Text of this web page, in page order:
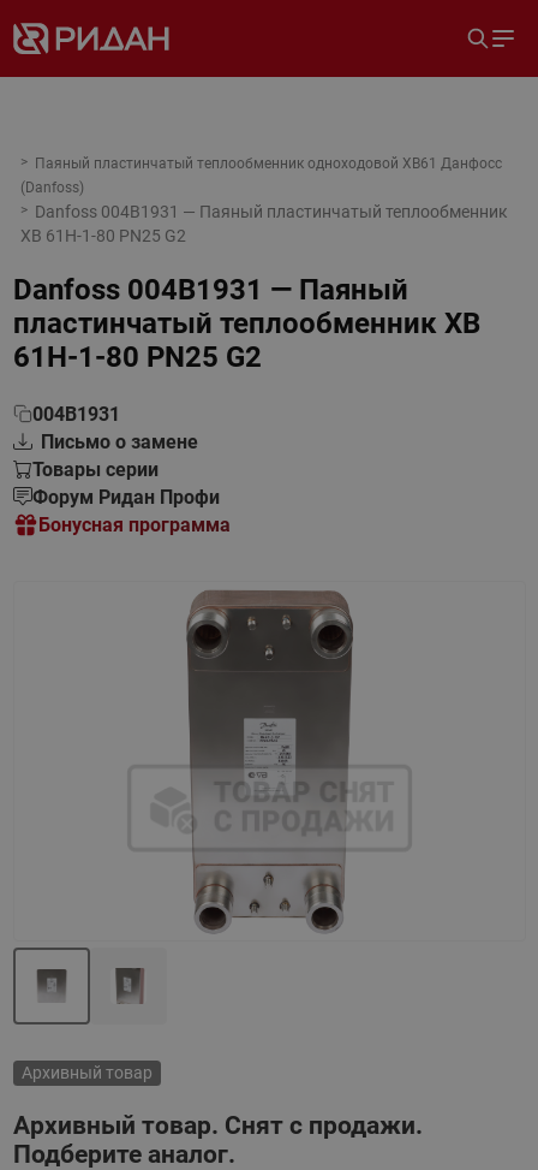
Паяный пластинчатый теплообменник одноходовой XB61 Данфосс
(Danfoss)
Danfoss 004B1931 — Паяный пластинчатый теплообменник
XB 61H-1-80 PN25 G2
Danfoss 004B1931 — Паяный
пластинчатый теплообменник XB
61H-1-80 PN25 G2
004B1931
Письмо о замене
Товары серии
Форум Ридан Профи
Бонусная программа
Архивный товар
Архивный товар. Снят с продажи.
Подберите аналог.